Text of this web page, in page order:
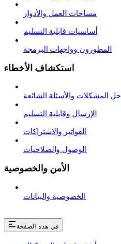
مساحات العمل والأدوار
أساسيات قابلية التسليم
المطورون وواجهات البرمجة
استكشاف الأخطاء
حل المشكلات والأسئلة الشائعة
الإرسال وقابلية التسليم
الفواتير والاشتراكات
الوصول والصلاحيات
الأمن والخصوصية
الخصوصية والبيانات
في هذه الصفحة